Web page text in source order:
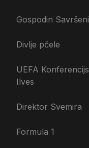
Gospodin Savršeni
Divlje pčele
UEFA
Ilves
Direktor Svemira
Formula 1